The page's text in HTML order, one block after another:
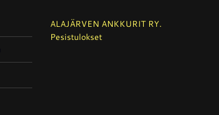
ALAJÄRVEN ANKKURIT RY.
Pesistulokset